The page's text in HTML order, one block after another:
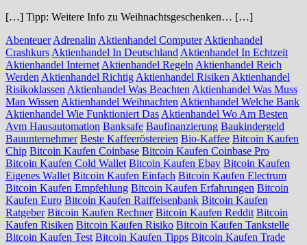
[…] Tipp: Weitere Info zu Weihnachtsgeschenken… […]
Abenteuer Adrenalin Aktienhandel Computer Aktienhandel
Crashkurs Aktienhandel In Deutschland Aktienhandel In Echtzeit
Aktienhandel Internet Aktienhandel Regeln Aktienhandel Reich
Werden Aktienhandel Richtig Aktienhandel Risiken Aktienhandel
Risikoklassen Aktienhandel Was Beachten Aktienhandel Was Muss
Man Wissen Aktienhandel Weihnachten Aktienhandel Welche Bank
Aktienhandel Wie Funktioniert Das Aktienhandel Wo Am Besten
Avm Hausautomation Banksafe Baufinanzierung Baukindergeld
Bauunternehmer Beste Kaffeeröstereien Bio-Kaffee Bitcoin Kaufen
Chip Bitcoin Kaufen Coinbase Bitcoin Kaufen Coinbase Pro
Bitcoin Kaufen Cold Wallet Bitcoin Kaufen Ebay Bitcoin Kaufen
Eigenes Wallet Bitcoin Kaufen Einfach Bitcoin Kaufen Electrum
Bitcoin Kaufen Empfehlung Bitcoin Kaufen Erfahrungen Bitcoin
Kaufen Euro Bitcoin Kaufen Raiffeisenbank Bitcoin Kaufen
Ratgeber Bitcoin Kaufen Rechner Bitcoin Kaufen Reddit Bitcoin
Kaufen Risiken Bitcoin Kaufen Risiko Bitcoin Kaufen Tankstelle
Bitcoin Kaufen Test Bitcoin Kaufen Tipps Bitcoin Kaufen Trade